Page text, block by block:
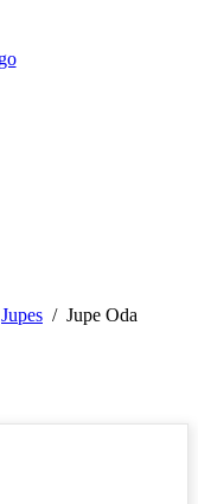
Jupes / Jupe Oda